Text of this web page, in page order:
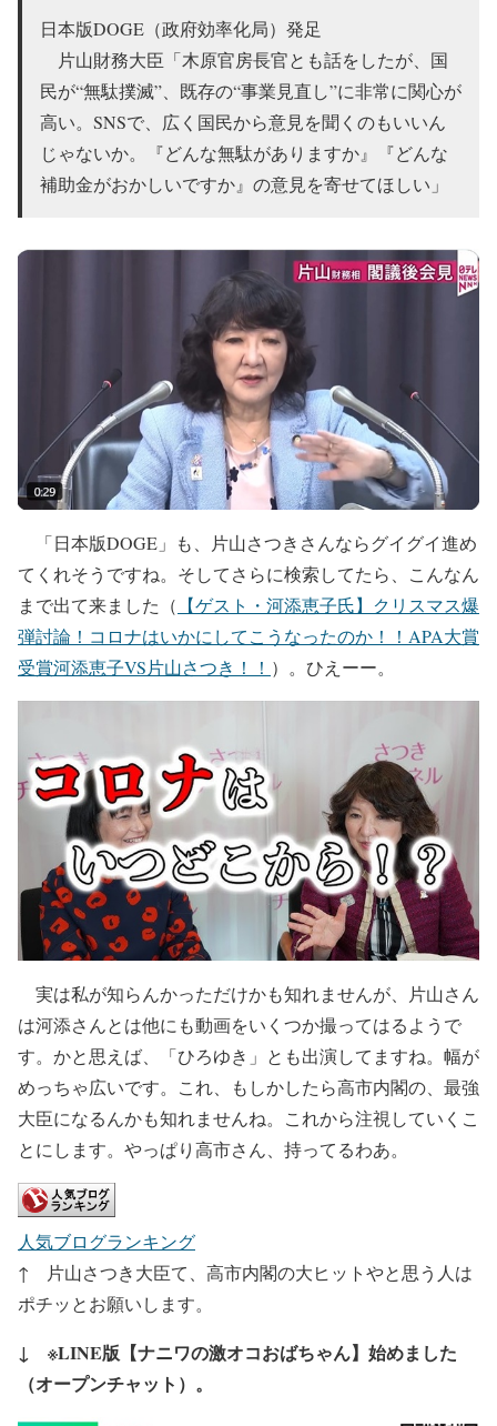
日本版DOGE（政府効率化局）発足
片山財務大臣「木原官房長官とも話をしたが、国
民が“無駄撲滅”、既存の“事業見直し”に非常に関心が
高い。SNSで、広く国民から意見を聞くのもいいん
じゃないか。『どんな無駄がありますか』『どんな
補助金がおかしいですか』の意見を寄せてほしい」
「日本版DOGE」も、片山さつきさんならグイグイ進め
てくれそうですね。そしてさらに検索してたら、こんなん
まで出て来ました（ 【ゲスト・河添恵子氏】クリスマス爆
弾討論！コロナはいかにしてこうなったのか！！APA大賞
受賞河添恵子VS片山さつき！！ ）。ひえーー。
実は私が知らんかっただけかも知れませんが、片山さん
は河添さんとは他にも動画をいくつか撮ってはるようで
す。かと思えば、「ひろゆき」とも出演してますね。幅が
めっちゃ広いです。これ、もしかしたら高市内閣の、最強
大臣になるんかも知れませんね。これから注視していくこ
とにします。やっぱり高市さん、持ってるわあ。
人気ブログランキング
↑ 片山さつき大臣て、高市内閣の大ヒットやと思う人は
ポチッとお願いします。
↓ ※LINE版【ナニワの激オコおばちゃん】始めました
（オープンチャット）。